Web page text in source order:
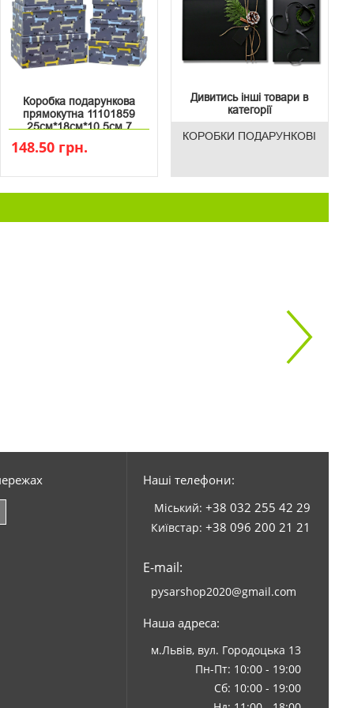
Коробка подарункова
прямокутна 11101859
25см*18см*10.5см 7
148.50 грн.
Дивитись інші товари в
категорії
КОРОБКИ ПОДАРУНКОВІ
Наші телефони:
Міський: +38 032 255 42 29
Київстар: +38 096 200 21 21
E-mail:
pysarshop2020@gmail.com
Наша адреса:
м.Львів, вул. Городоцька 13
Пн-Пт: 10:00 - 19:00
Сб: 10:00 - 19:00